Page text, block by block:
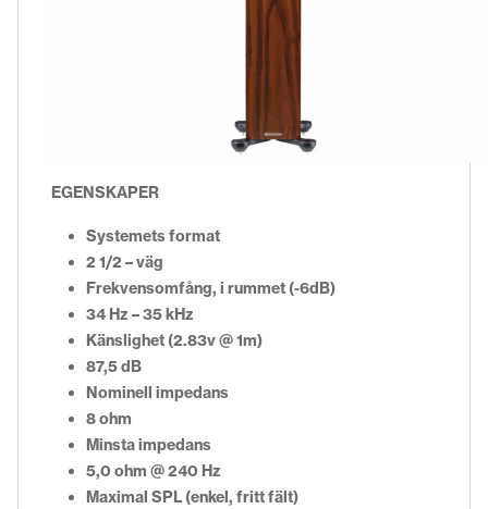
EGENSKAPER
Systemets format
2 1/2 – väg
Frekvensomfång, i rummet (-6dB)
34 Hz – 35 kHz
Känslighet (2.83v @ 1m)
87,5 dB
Nominell impedans
8 ohm
Minsta impedans
5,0 ohm @ 240 Hz
Maximal SPL (enkel, fritt fält)